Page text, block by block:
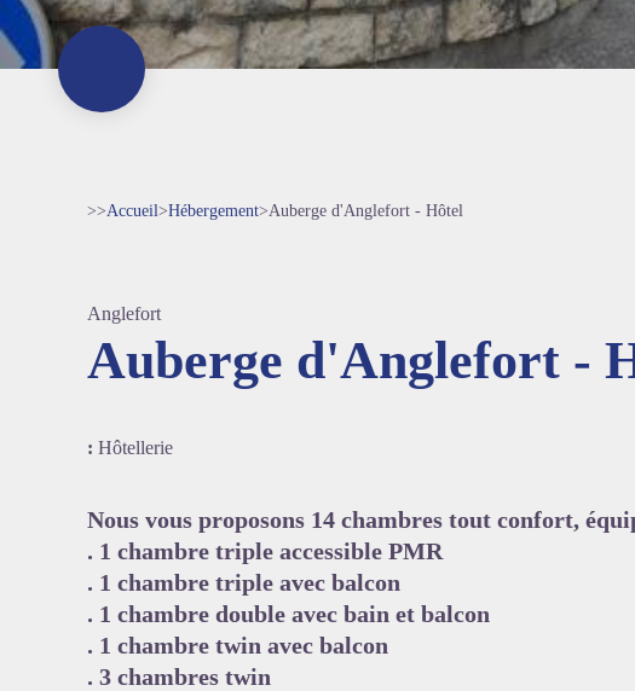
>>Accueil>Hébergement>Auberge d'Anglefort - Hôtel
Anglefort
Auberge d'Anglefort -
: Hôtellerie
Nous vous proposons 14 chambres tout confort,
. 1 chambre triple accessible PMR
. 1 chambre triple avec balcon
. 1 chambre double avec bain et balcon
. 1 chambre twin avec balcon
. 3 chambres twin